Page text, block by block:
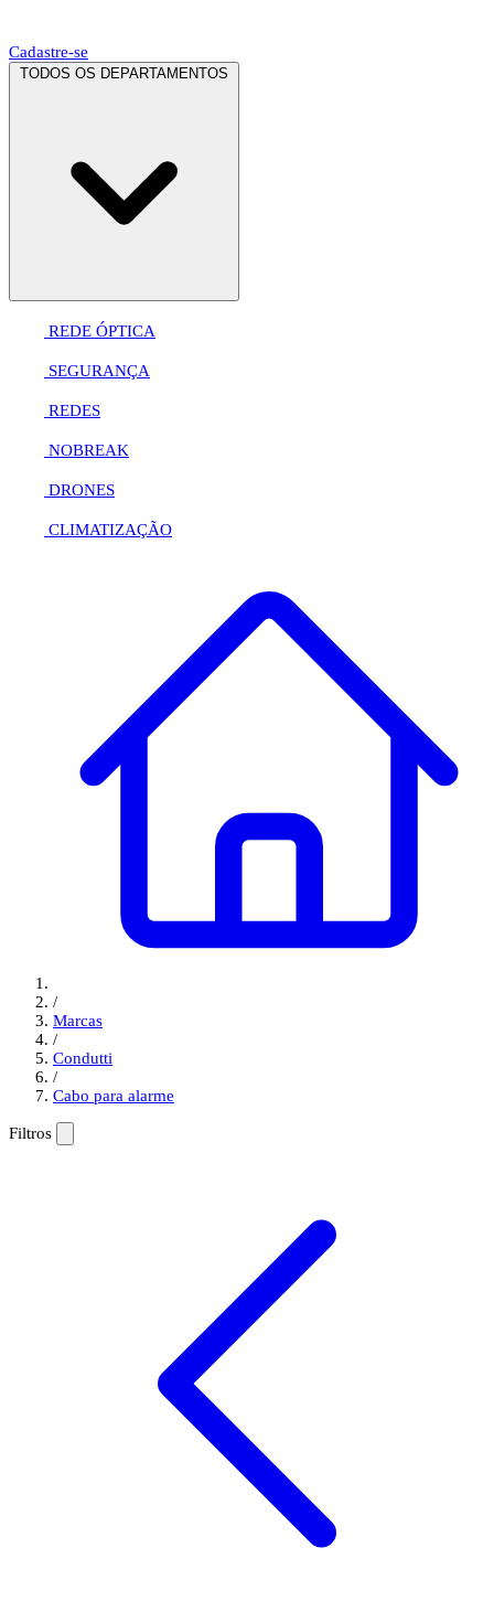
Cadastre-se
TODOS OS DEPARTAMENTOS
REDE ÓPTICA
SEGURANÇA
REDES
NOBREAK
DRONES
CLIMATIZAÇÃO
/
Marcas
/
Condutti
/
Cabo para alarme
Filtros